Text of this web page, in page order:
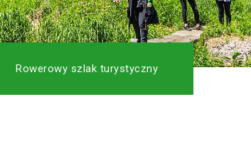
Rowerowy szlak turystyczny